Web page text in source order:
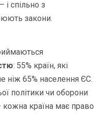
і спільно з
закони.
: 55% країн, які
ніж 65% населення ЄС.
політики чи оборони
кожна країна має право